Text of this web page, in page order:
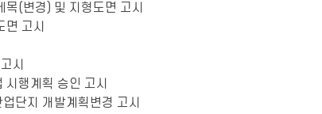
(변경) 및 지형도면 고시
고시
시
행계획 승인 고시
단지 개발계획변경 고시